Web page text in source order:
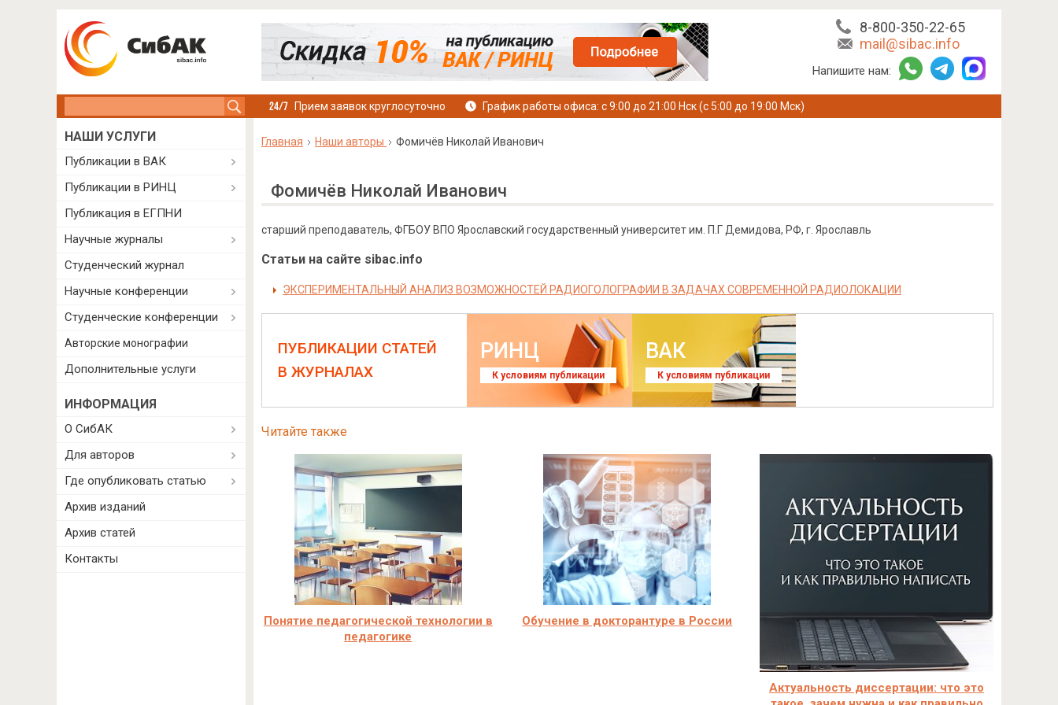
8-800-350-22-65
mail@sibac.info
Напишите нам:
Прием заявок круглосуточно График работы офиса: с 9:00 до 21:00 Нск (с 5:00 до 19:00 Мск)
Главная Наши авторы Фомичёв Николай Иванович
Фомичёв Николай Иванович
старший преподаватель, ФГБОУ ВПО Ярославский государственный университет им. П.Г Демидова, РФ, г. Ярославль
Статьи на сайте sibac.info
ЭКСПЕРИМЕНТАЛЬНЫЙ АНАЛИЗ ВОЗМОЖНОСТЕЙ РАДИОГОЛОГРАФИИ В ЗАДАЧАХ СОВРЕМЕННОЙ РАДИОЛОКАЦИИ
ПУБЛИКАЦИИ СТАТЕЙ
В ЖУРНАЛАХ
РИНЦ
К условиям публикации
ВАК
К условиям публикации
Читайте также
Понятие педагогической технологии в
педагогике
Обучение в докторантуре в России
Актуальность диссертации: что это
НАШИ УСЛУГИ
Публикации в ВАК
Публикации в РИНЦ
Публикация в ЕГПНИ
Научные журналы
Студенческий журнал
Научные конференции
Студенческие конференции
Авторские монографии
Дополнительные услуги
ИНФОРМАЦИЯ
О СибАК
Для авторов
Где опубликовать статью
Архив изданий
Архив статей
Контакты